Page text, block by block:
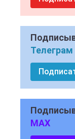
Телеграм
MAX